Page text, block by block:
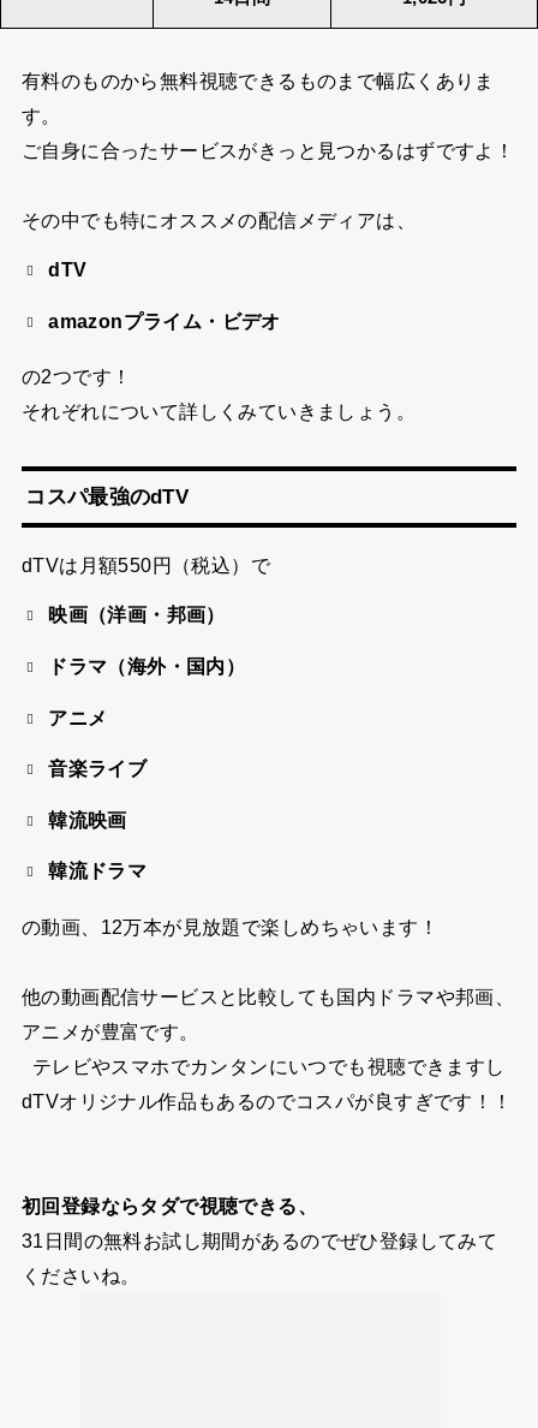
有料のものから無料視聴できるものまで幅広くありま
す。
ご自身に合ったサービスがきっと見つかるはずですよ！
その中でも特にオススメの配信メディアは、
dTV
amazonプライム・ビデオ
の2つです！
それぞれについて詳しくみていきましょう。
コスパ最強のdTV
dTVは 月額550円（税込） で
映画（洋画・邦画）
ドラマ（海外・国内）
アニメ
音楽ライブ
韓流映画
韓流ドラマ
の動画、 12万本が見放題 で楽しめちゃいます！
他の動画配信サービスと比較しても国内ドラマや邦画、
アニメが豊富です。
テレビやスマホでカンタンにいつでも視聴できますし
dTVオリジナル作品もあるのでコスパが良すぎです！！
初回登録ならタダで視聴できる、
31日間の無料お試し期間があるのでぜひ登録してみて
くださいね。